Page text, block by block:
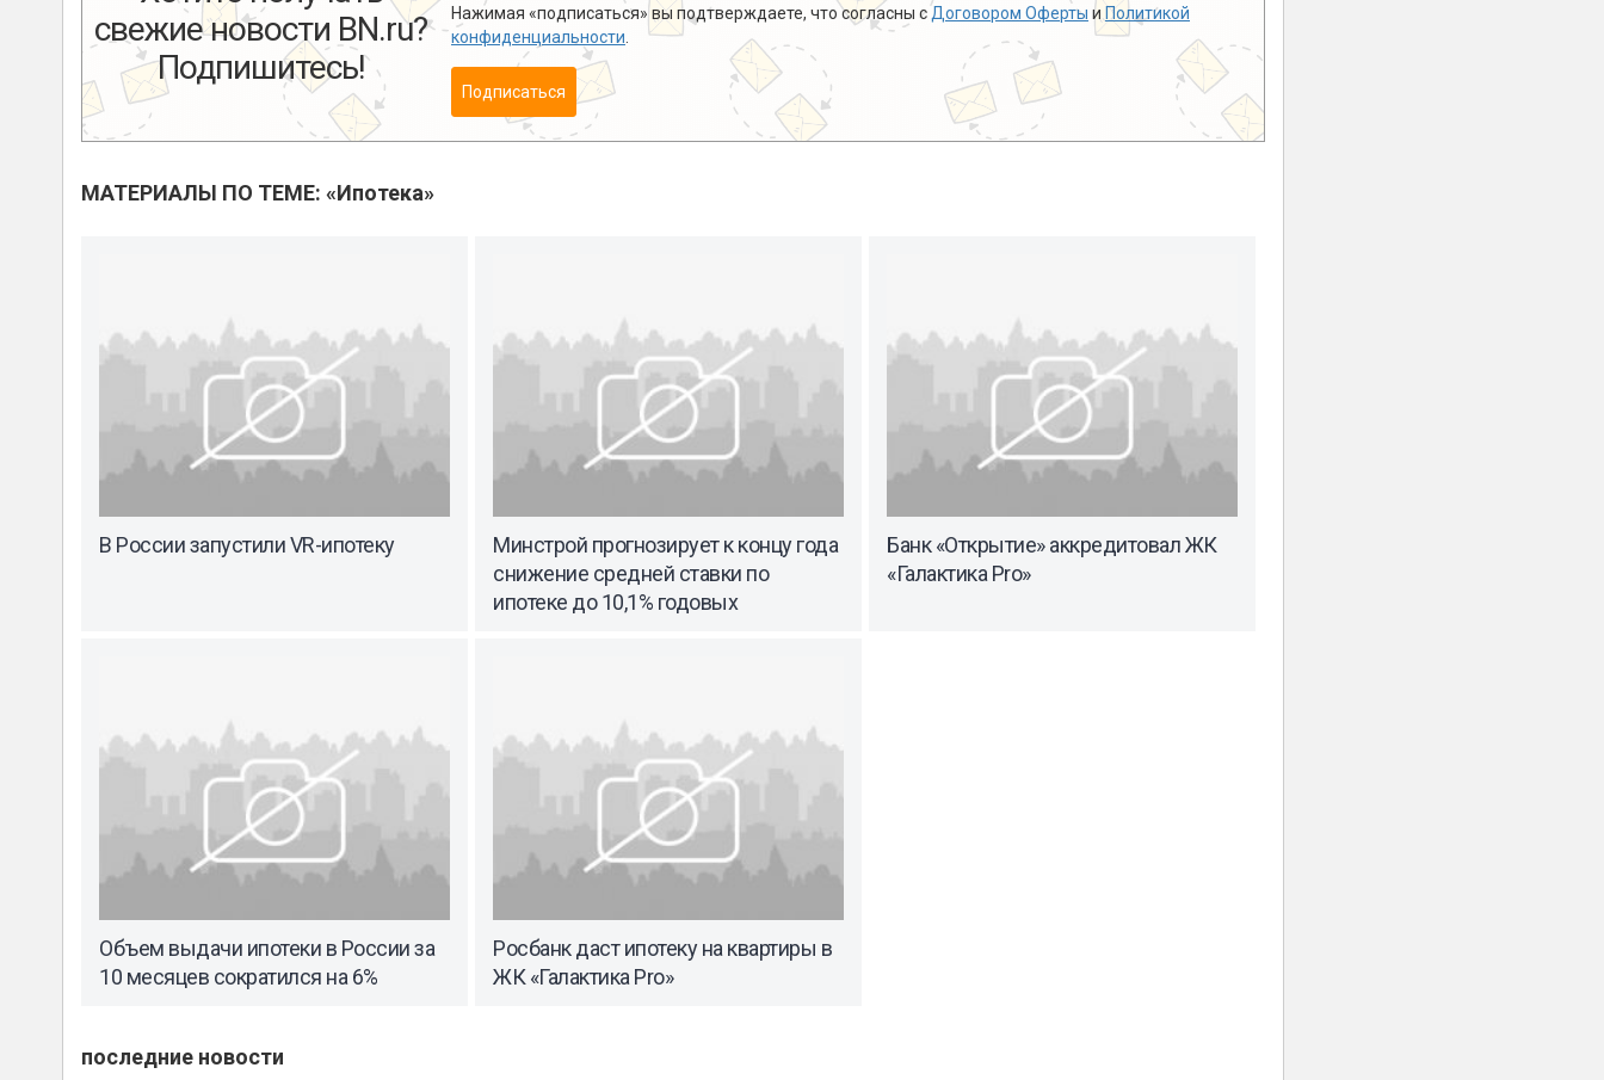
свежие новости BN.ru?
Подпишитесь!
Нажимая «подписаться» вы подтверждаете, что согласны с Договором Оферты и Политикой
конфиденциальности
Подписаться
МАТЕРИАЛЫ ПО ТЕМЕ: «Ипотека»
В России запустили VR-ипотеку
Минстрой прогнозирует к концу года
снижение средней ставки по
ипотеке до 10,1% годовых
Банк «Открытие» аккредитовал ЖК
«Галактика Pro»
Объем выдачи ипотеки в России за
10 месяцев сократился на 6%
Росбанк даст ипотеку на квартиры в
ЖК «Галактика Pro»
последние новости